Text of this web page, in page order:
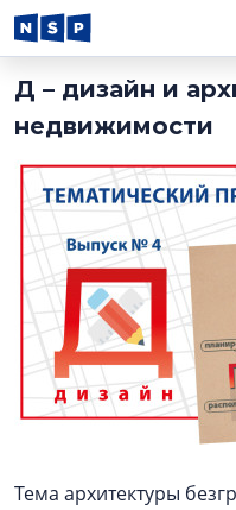
Д – дизайн и
недвижимости
Тема архитектуры